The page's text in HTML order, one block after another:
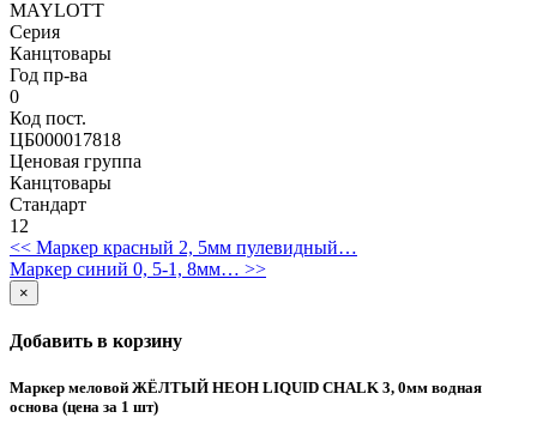
MAYLOTT
Серия
Канцтовары
Год пр-ва
0
Код пост.
ЦБ000017818
Ценовая группа
Канцтовары
Стандарт
12
<< Маркер красный 2, 5мм пулевидный…
Маркер синий 0, 5-1, 8мм… >>
×
Добавить в корзину
Маркер меловой ЖЁЛТЫЙ НЕОН LIQUID CHALK 3, 0мм водная
основа (цена за 1 шт)